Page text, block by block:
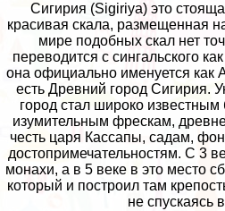
Сигирия (Sigiriya) это
красивая скала, размещенная
мире подобных скал нет
переводится с сингальского
она официально именуется как
есть Древний город Сигирия.
город стал широко
изумительным фрескам,
честь царя Кассапы, садам,
достопримечательностям. С 3
монахи, а в 5 веке в это место
который и построил там
не спускаясь